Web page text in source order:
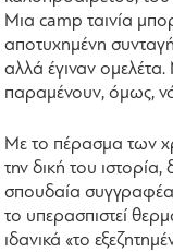
Μια camp ταινία
αποτυχημένη
αλλά έγιναν
παραμένουν, όμως,
Με το πέρασμα των
την δική του ιστορία,
σπουδαία
το υπερασπιστεί
ιδανικά «το